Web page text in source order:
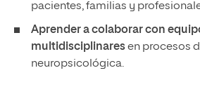
pacientes, familias y
Aprender a colaborar con
multidisciplinaresen procesos
neuropsicológica.